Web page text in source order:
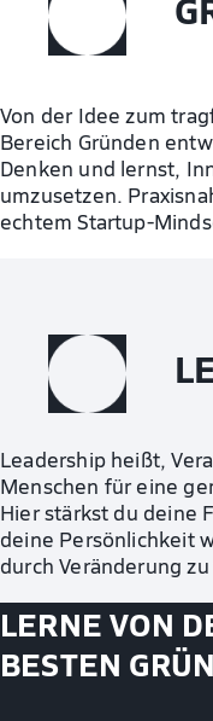
Von der Idee zum
Bereich Gründen
Denken und lernst,
umzusetzen.
echtem Startup-
Leadership heißt,
Menschen für eine
Hier stärkst du deine
deine Persönlichkeit
durch Veränderung
LERNE VON
BESTEN